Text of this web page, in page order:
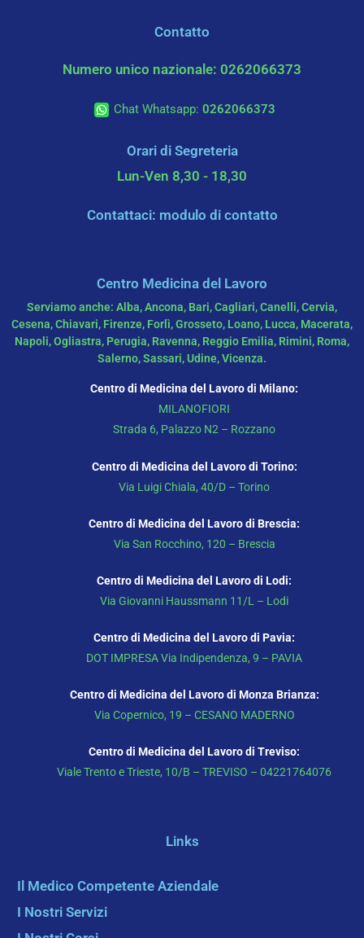
Contatto
Numero unico nazionale: 0262066373
Chat Whatsapp: 0262066373
Orari di Segreteria
Lun-Ven 8,30 - 18,30
Contattaci: modulo di contatto
Centro Medicina del Lavoro
Serviamo anche: Alba, Ancona, Bari, Cagliari, Canelli, Cervia,
Cesena, Chiavari, Firenze, Forlì, Grosseto, Loano, Lucca, Macerata,
Napoli, Ogliastra, Perugia, Ravenna, Reggio Emilia, Rimini, Roma,
Salerno, Sassari, Udine, Vicenza.
Centro di Medicina del Lavoro di Milano:
MILANOFIORI
Strada 6, Palazzo N2 – Rozzano
Centro di Medicina del Lavoro di Torino:
Via Luigi Chiala, 40/D – Torino
Centro di Medicina del Lavoro di Brescia:
Via San Rocchino, 120 – Brescia
Centro di Medicina del Lavoro di Lodi:
Via Giovanni Haussmann 11/L – Lodi
Centro di Medicina del Lavoro di Pavia:
DOT IMPRESA Via Indipendenza, 9 – PAVIA
Centro di Medicina del Lavoro di Monza Brianza:
Via Copernico, 19 – CESANO MADERNO
Centro di Medicina del Lavoro di Treviso:
Viale Trento e Trieste, 10/B – TREVISO – 04221764076
Links
Il Medico Competente Aziendale
I Nostri Servizi